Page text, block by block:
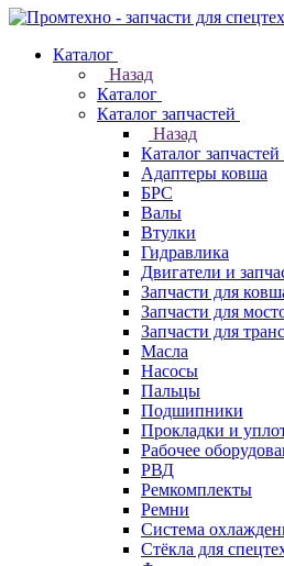
Каталог
Назад
Каталог
Каталог запчастей
Назад
Каталог запчастей
Адаптеры ковша
БРС
Валы
Втулки
Гидравлика
Двигатели и
Запчасти для
Запчасти для
Запчасти для
Масла
Насосы
Пальцы
Подшипники
Прокладки и
Рабочее
РВД
Ремкомплекты
Ремни
Система
Стёкла для